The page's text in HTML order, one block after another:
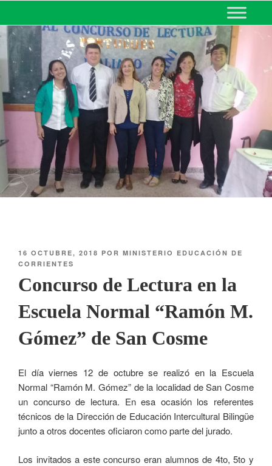
MINISTERIO DE EDUCACIÓN
DE CORRIENTES
16 OCTUBRE, 2018 POR MINISTERIO EDUCACIÓN DE
CORRIENTES
Concurso de Lectura en la
Escuela Normal “Ramón M.
Gómez” de San Cosme
El día viernes 12 de octubre se realizó en la Escuela
Normal “Ramón M. Gómez” de la localidad de San Cosme
un concurso de lectura. En esa ocasión los referentes
técnicos de la Dirección de Educación Intercultural Bilingüe
junto a otros docentes oficiaron como parte del jurado.
Los invitados a este concurso eran alumnos de 4to, 5to y